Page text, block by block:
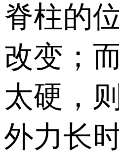
脊柱的
改变；
太硬，
外力长